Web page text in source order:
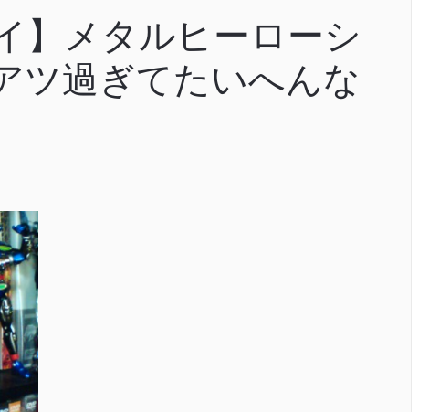
】メタルヒーローシ
ツ過ぎてたいへんな